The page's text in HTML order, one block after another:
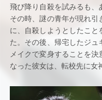
飛び降り自殺を試みるも、
その時、謎の青年が現れ
に、自殺しようとしたこ
た。その後、帰宅したジュ
メイクで変身することを
なった彼女は、転校先に女